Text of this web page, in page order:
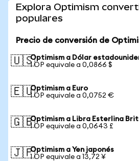
Explora Optimism
populares
Precio de conversión de
🇺🇸Optimism a Dólar
1 OP equivale a 0,0866 $
🇪🇺Optimism a Euro
1 OP equivale a 0,0752 €
🇬🇧Optimism a Libra Esterlina
1 OP equivale a 0,0643 £
🇯🇵Optimism a Yen japonés
1 OP equivale a 13,72 ¥